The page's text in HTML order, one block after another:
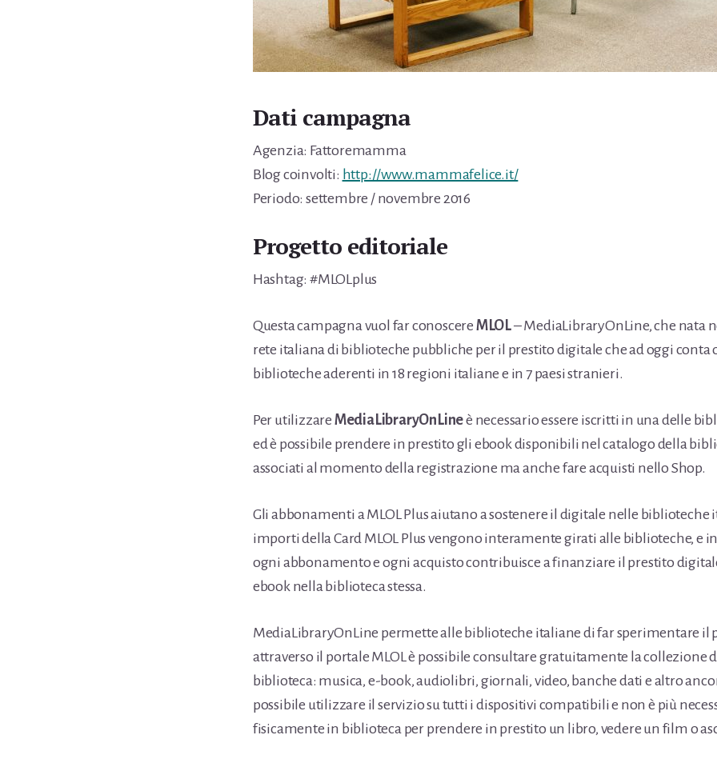
Dati campagna
Agenzia: Fattoremamma
Blog coinvolti: http://www.mammafelice.it/
Periodo: settembre / novembre 2016
Progetto editoriale
Hashtag: #MLOLplus
Questa campagna vuol far conoscere MLOL– MediaLibraryOnLine, che nata
rete italiana di biblioteche pubbliche per il prestito digitale che ad oggi conta
biblioteche aderenti in 18 regioni italiane e in 7 paesi stranieri.
Per utilizzare MediaLibraryOnLineè necessario essere iscritti in una delle
ed è possibile prendere in prestito gli ebook disponibili nel catalogo della
associati al momento della registrazione ma anche fare acquisti nello Shop.
Gli abbonamenti a MLOL Plus aiutano a sostenere il digitale nelle
importi della Card MLOL Plus vengono interamente girati alle biblioteche, e
ogni abbonamento e ogni acquisto contribuisce a finanziare il prestito
ebook nella biblioteca stessa.
MediaLibraryOnLine permette alle biblioteche italiane di far sperimentare il
attraverso il portale MLOL è possibile consultare gratuitamente la collezione
biblioteca: musica, e-book, audiolibri, giornali, video, banche dati e altro
possibile utilizzare il servizio su tutti i dispositivi compatibili e non è più
fisicamente in biblioteca per prendere in prestito un libro, vedere un film o